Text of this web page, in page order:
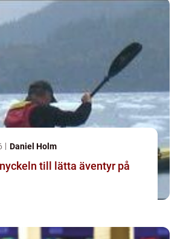
Daniel Holm